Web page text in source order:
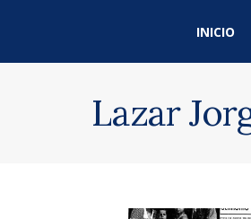
INICIO
Lazar